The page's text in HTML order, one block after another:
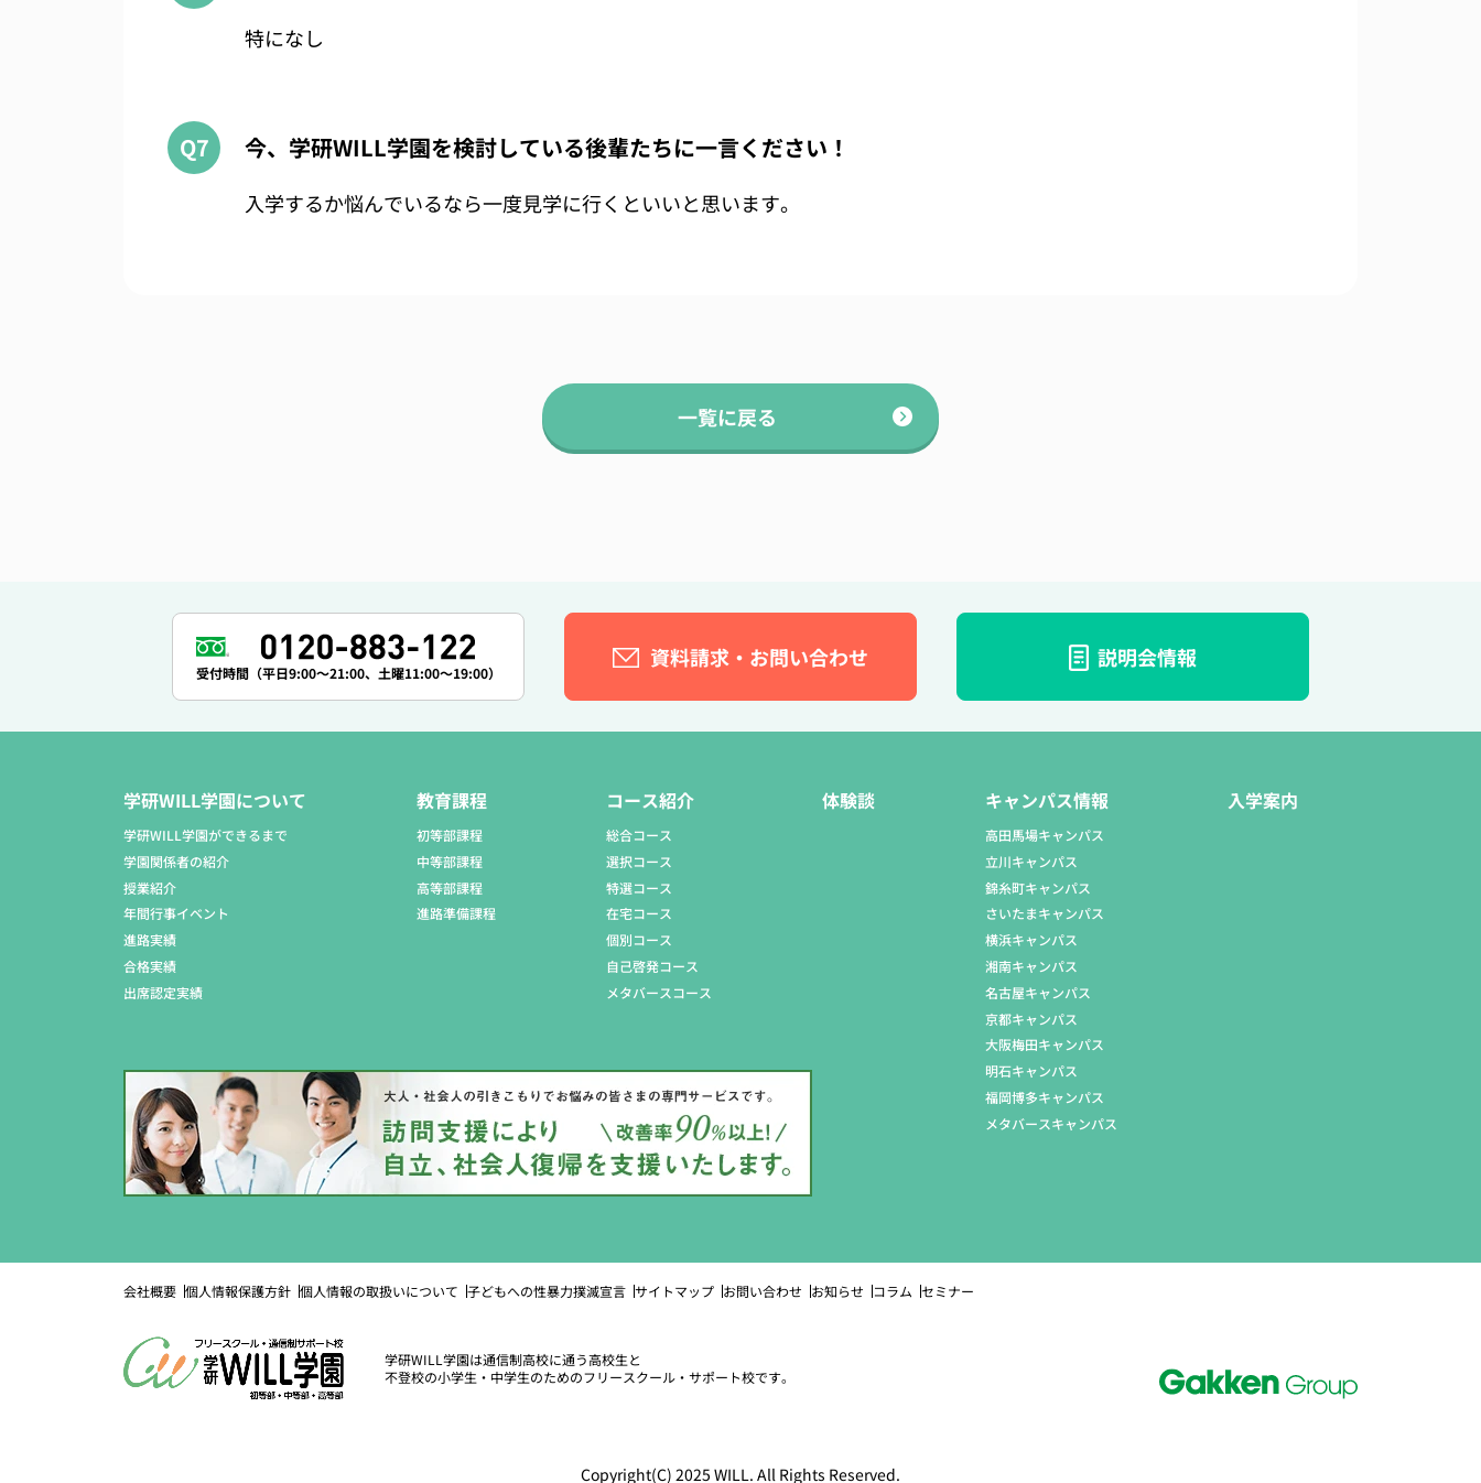
特になし
Q7 今、学研WILL学園を検討している後輩たちに一言ください！
入学するか悩んでいるなら一度見学に行くといいと思います。
一覧に戻る
受付時間（平日9:00～21:00、土曜11:00～19:00）
資料請求・お問い合わせ 説明会情報
学研WILL学園について
学研WILL学園ができるまで
学園関係者の紹介
授業紹介
年間行事イベント
進路実績
合格実績
出席認定実績
教育課程
初等部課程
中等部課程
高等部課程
進路準備課程
コース紹介
総合コース
選択コース
特選コース
在宅コース
個別コース
自己啓発コース
メタバースコース
体験談 キャンパス情報
高田馬場キャンパス
立川キャンパス
錦糸町キャンパス
さいたまキャンパス
横浜キャンパス
湘南キャンパス
名古屋キャンパス
京都キャンパス
大阪梅田キャンパス
明石キャンパス
福岡博多キャンパス
メタバースキャンパス
入学案内
会社概要 個人情報保護方針 個人情報の取扱いについて 子どもへの性暴力撲滅宣言 サイトマップ お問い合わせ お知らせ コラム セミナー
学研WILL学園は通信制高校に通う高校生と
不登校の小学生・中学生のためのフリースクール・サポート校です。
Copyright(C) 2025 WILL. All Rights Reserved.